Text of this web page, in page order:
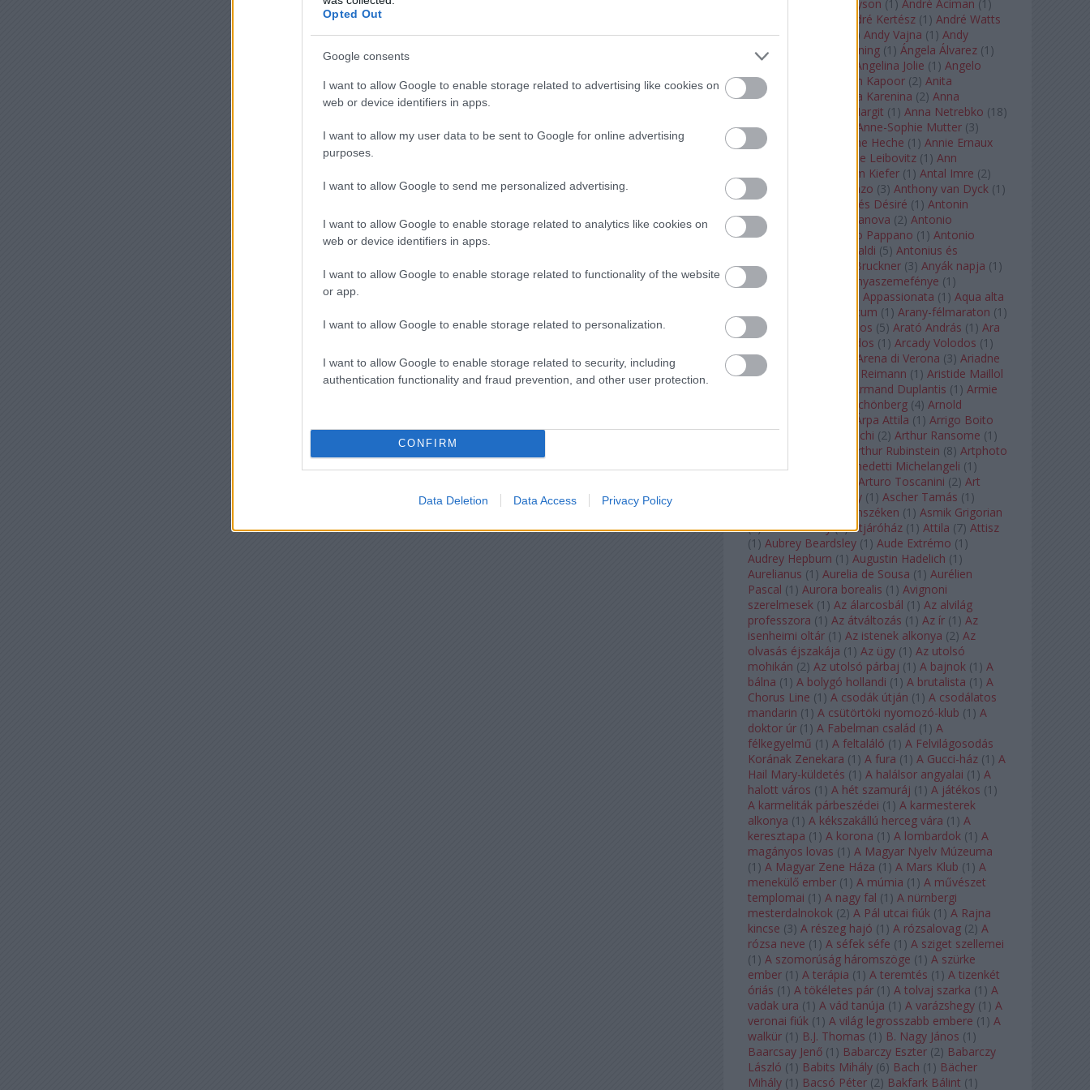
Opted Out
Google consents
I want to allow Google to enable storage related to advertising like cookies on
web or device identifiers in apps.
I want to allow my user data to be sent to Google for online advertising
purposes.
I want to allow Google to send me personalized advertising.
I want to allow Google to enable storage related to analytics like cookies on
web or device identifiers in apps.
I want to allow Google to enable storage related to functionality of the website
or app.
I want to allow Google to enable storage related to personalization.
I want to allow Google to enable storage related to security, including
authentication functionality and fraud prevention, and other user protection.
CONFIRM
Data Deletion Data Access Privacy Policy
Staples
Andrew Tyson (1 ) André Aciman (1 )
André Kertész (1 ) André Watts
(1) Andris Nelsons ) Andy Vajna (1 ) Andy
Warhol
Anette Bening (1 ) Ángela Álvarez (1 )
Angela Lansbury
Angelina Jolie (1 ) Angelo
Badalamenti
Anish Kapoor (2) Anita
Rachvelishvili
Anna Karenina (2) Anna
Anna Margit (1 ) Anna Netrebko (18)
Anna Vinnitskaya
Anne-Sophie Mutter (3)
Anner Bylsma
Anne Heche (1 ) Annie Ernaux
Annie Leibovitz (1 ) Ann
Anselm Kiefer (1 ) Antal Imre (2)
Anthony Roth Costanzo (3) Anthony van Dyck (1 )
Antinous
Antoine és Désiré (1 ) Antonin
Dvorák
Antonio Canova (2) Antonio
Margheriti
Antonio Pappano (1 ) Antonio
Antonio Vivaldi (5) Antonius és
Kleopátra
Anton Bruckner (3) Anyák napja (1 )
Anyám tyúkja 2
Anyaszemefénye (1 )
Appassionata (1 ) Aqua alta
Aquincum (1 ) Arany-félmaraton (1 )
Aranytíz
Arany János (5) Arató András (1 ) Ara
Pacis
Arcadi Volodos (1 ) Arcady Volodos (1 )
Arcangelo Corelli
Arena di Verona (3) Ariadne
auf Naxos
Aribert Reimann (1 ) Aristide Maillol
Armand Duplantis (1 ) Armie
Arnold Schönberg (4) Arnold
Árpa Attila (1 ) Arrigo Boito
(2) Artemisia Gentileschi (2) Arthur Ransome (1 )
Arthur Rubinstein (8) Artphoto
Galéria
Arturo Benedetti Michelangeli (1 )
Arturo Toscanini (2) Art
Art Shay (1 ) Ascher Tamás (1 )
Ascher Tamás Háromszéken (1 ) Asmik Grigorian
(2) Asteroid City (1) Átjáróház (1 ) Attila (7) Attisz
(1 ) Aubrey Beardsley (1 ) Aude Extrémo (1 )
Audrey Hepburn (1 ) Augustin Hadelich (1 )
Aurelianus (1 ) Aurelia de Sousa (1 ) Aurélien
Pascal (1 ) Aurora borealis (1 ) Avignoni
szerelmesek (1 ) Az álarcosbál (1 ) Az alvilág
professzora (1 ) Az átváltozás (1 ) Az ír (1 ) Az
isenheimi oltár (1 ) Az istenek alkonya (2) Az
olvasás éjszakája (1 ) Az ügy (1 ) Az utolsó
mohikán (2) Az utolsó párbaj (1 ) A bajnok (1 ) A
bálna (1 ) A bolygó hollandi (1 ) A brutalista (1 ) A
Chorus Line (1 ) A csodák útján (1 ) A csodálatos
mandarin (1 ) A csütörtöki nyomozó-klub (1 ) A
doktor úr (1 ) A Fabelman család (1 ) A
félkegyelmű (1 ) A feltaláló (1 ) A Felvilágosodás
Korának Zenekara (1 ) A fura (1 ) A Gucci-ház (1 ) A
Hail Mary-küldetés (1 ) A halálsor angyalai (1 ) A
halott város (1 ) A hét szamuráj (1 ) A játékos (1 )
A karmeliták párbeszédei (1 ) A karmesterek
alkonya (1 ) A kékszakállú herceg vára (1 ) A
keresztapa (1 ) A korona (1 ) A lombardok (1 ) A
magányos lovas (1 ) A Magyar Nyelv Múzeuma
(1 ) A Magyar Zene Háza (1 ) A Mars Klub (1 ) A
menekülő ember (1 ) A múmia (1 ) A művészet
templomai (1 ) A nagy fal (1 ) A nürnbergi
mesterdalnokok (2) A Pál utcai fiúk (1 ) A Rajna
kincse (3) A részeg hajó (1 ) A rózsalovag (2) A
rózsa neve (1 ) A séfek séfe (1 ) A sziget szellemei
(1 ) A szomorúság háromszöge (1 ) A szürke
ember (1 ) A terápia (1 ) A teremtés (1 ) A tizenkét
óriás (1 ) A tökéletes pár (1 ) A tolvaj szarka (1 ) A
vadak ura (1 ) A vád tanúja (1 ) A varázshegy (1 ) A
veronai fiúk (1 ) A világ legrosszabb embere (1 ) A
walkür (1 ) B.J. Thomas (1 ) B. Nagy János (1 )
Baarcsay Jenő (1 ) Babarczy Eszter (2) Babarczy
László (1 ) Babits Mihály (6) Bach (1 ) Bächer
Mihály (1 ) Bacsó Péter (2) Bakfark Bálint (1 )